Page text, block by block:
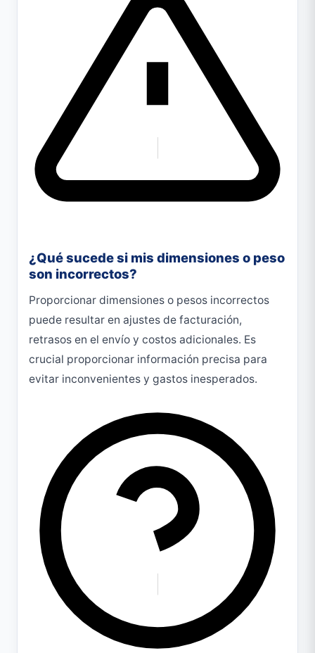
¿Qué sucede si mis dimensiones o peso
son incorrectos?
Proporcionar dimensiones o pesos incorrectos
puede resultar en ajustes de facturación,
retrasos en el envío y costos adicionales. Es
crucial proporcionar información precisa para
evitar inconvenientes y gastos inesperados.